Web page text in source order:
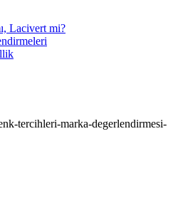
Lacivert mi?
tercihleri-marka-degerlendirmesi-